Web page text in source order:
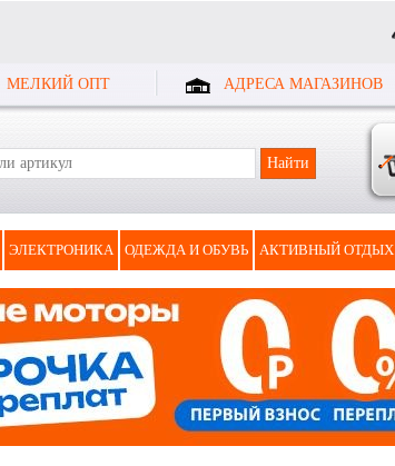
МЕЛКИЙ ОПТ АДРЕСА МАГАЗИНОВ
ЭЛЕКТРОНИКА ОДЕЖДА И ОБУВЬ АКТИВНЫЙ ОТДЫХ